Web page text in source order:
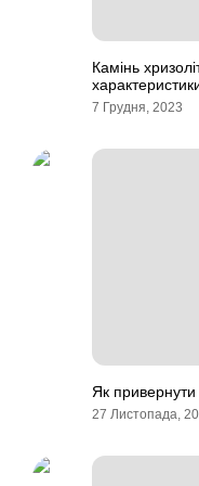
Камінь
7 Грудня, 2023
Як
27 Листопада,